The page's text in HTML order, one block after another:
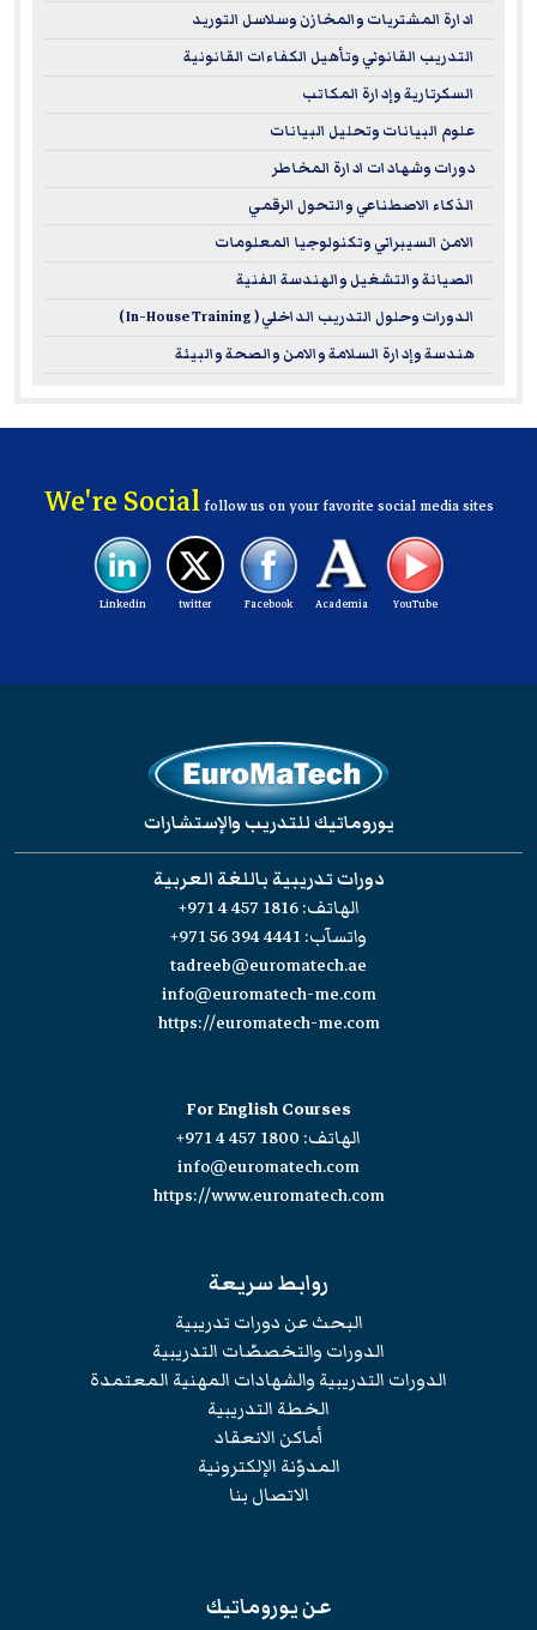
ادارة المشتريات والمخازن وسلاسل التوريد
التدريب القانوني وتأهيل الكفاءات القانونية
السكرتارية وإدارة المكاتب
علوم البيانات وتحليل البيانات
دورات وشهادات ادارة المخاطر
الذكاء الاصطناعي والتحول الرقمي
الامن السيبراني وتكنولوجيا المعلومات
الصيانة والتشغيل والهندسة الفنية
الدورات وحلول التدريب الداخلي ( In-House Training )
هندسة وإدارة السلامة والامن والصحة والبيئة
We're Socialfollow us on your favorite social media sites
YouTube
Academia
Facebook
twitter
Linkedin
يوروماتيك للتدريب والإستشارات
دورات تدريبية باللغة العربية
الهاتف:+971 4 457 1816
واتسآب:+971 56 394 4441
tadreeb@euromatech.ae
info@euromatech-me.com
https://euromatech-me.com
For English Courses
الهاتف: +971 4 457 1800
info@euromatech.com
https://www.euromatech.com
روابط سريعة
البحث عن دورات تدريبية
الدورات والتخصصّات التدريبية
الدورات التدريبية والشهادات المهنية المعتمدة
الخطة التدريبية
أماكن الانعقاد
المدوّنة الإلكترونية
الاتصال بنا
عن يوروماتيك